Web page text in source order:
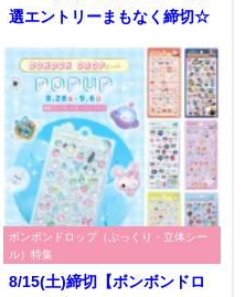
選エントリーまもなく締切☆
ボンボンドロップ（ぷっくり・立体シー
ル）特集
8/15(土)締切【ボンボンドロ